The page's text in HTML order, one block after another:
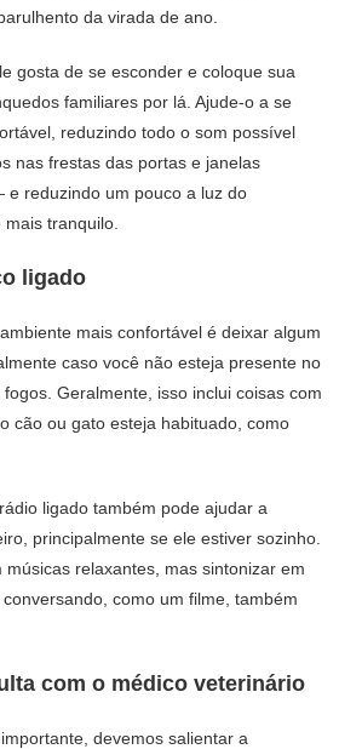
da virada de ano.
gosta de se esconder e coloque sua
familiares por lá. Ajude-o a se
reduzindo todo o som possível
nas frestas das portas e janelas
reduzindo um pouco a luz do
tranquilo.
ligado
mais confortável é deixar algum
caso você não esteja presente no
Geralmente, isso inclui coisas com
cão ou gato esteja habituado, como
ligado também pode ajudar a
principalmente se ele estiver sozinho.
músicas relaxantes, mas sintonizar em
como um filme, também
com o médico veterinário
devemos salientar a